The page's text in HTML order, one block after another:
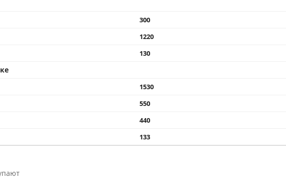
300
1220
130
1530
550
440
133